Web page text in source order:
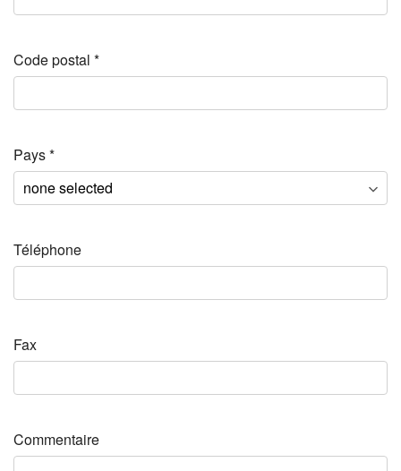
Code postal *
Pays*
Téléphone
Fax
Commentaire